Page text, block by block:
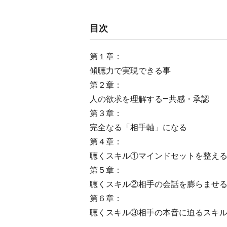
目次
第１章：
傾聴力で実現できる事
第２章：
人の欲求を理解する―共感・承認
第３章：
完全なる「相手軸」になる
第４章：
聴くスキル①マインドセットを整える
第５章：
聴くスキル②相手の会話を膨らませ
第６章：
聴くスキル③相手の本音に迫るスキル